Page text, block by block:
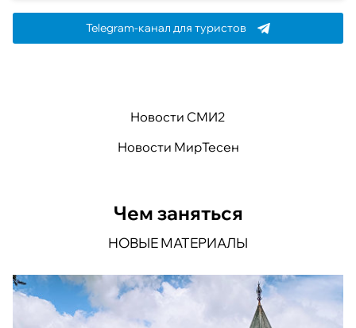
Telegram-канал для туристов
Новости СМИ2
Новости МирТесен
Чем заняться
НОВЫЕ МАТЕРИАЛЫ